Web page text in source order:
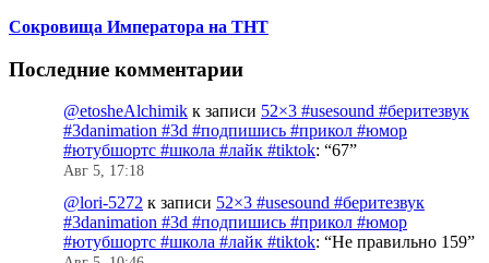
Сокровища Императора на ТНТ
Последние комментарии
@etosheAlchimik к записи 52×3 #usesound #беритезвук
#3danimation #3d #подпишись #прикол #юмор
#ютубшортс #школа #лайк #tiktok: “67”
Авг 5, 17:18
@lori-5272 к записи 52×3 #usesound #беритезвук
#3danimation #3d #подпишись #прикол #юмор
#ютубшортс #школа #лайк #tiktok: “Не правильно 159”